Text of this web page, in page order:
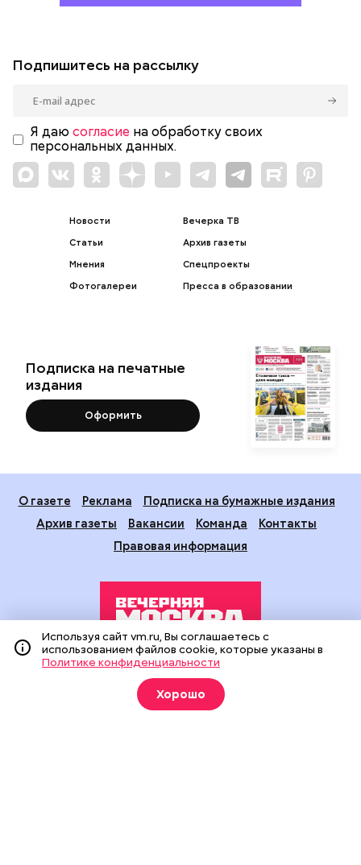
Подпишитесь на рассылку
Я даю согласие на обработку своих
персональных данных.
Новости
Статьи
Мнения
Фотогалереи
Вечерка ТВ
Архив газеты
Спецпроекты
Пресса в образовании
Подписка на печатные
издания
Оформить
О газете Реклама
Подписка на бумажные издания
Архив газеты
Вакансии Команда
Контакты
Правовая информация
Издание создано при финансовой поддержке Департамента
средств массовой информации и рекламы города Москвы.
На сайте применяются рекомендательные технологии
(информационные технологии предоставления информации
Используя сайт vm.ru, Вы соглашаетесь с
использованием файлов cookie, которые указаны в
Политике конфиденциальности
Хорошо